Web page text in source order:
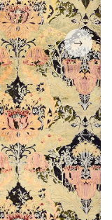
→